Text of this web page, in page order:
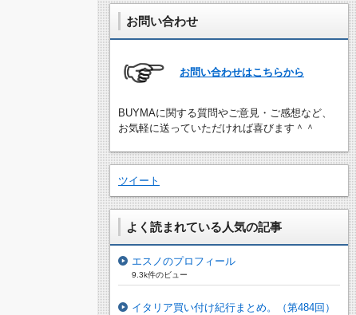
お問い合わせ
お問い合わせはこちらから
BUYMAに関する質問やご意見・ご感想など、
お気軽に送っていただければ喜びます＾＾
ツイート
よく読まれている人気の記事
エスノのプロフィール
9.3k件のビュー
イタリア買い付け紀行まとめ。（第484回）